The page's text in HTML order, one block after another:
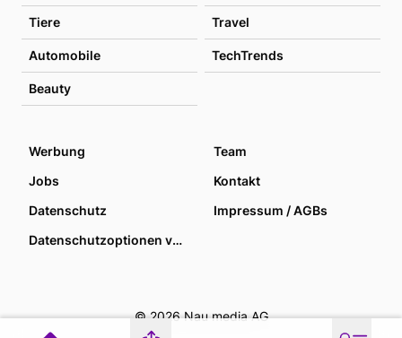
Tiere Travel
Automobile TechTrends
Beauty
Werbung
Team
Jobs
Kontakt
Datenschutz
Impressum / AGBs
Datenschutzoptionen verwalten
© 2026 Nau media AG